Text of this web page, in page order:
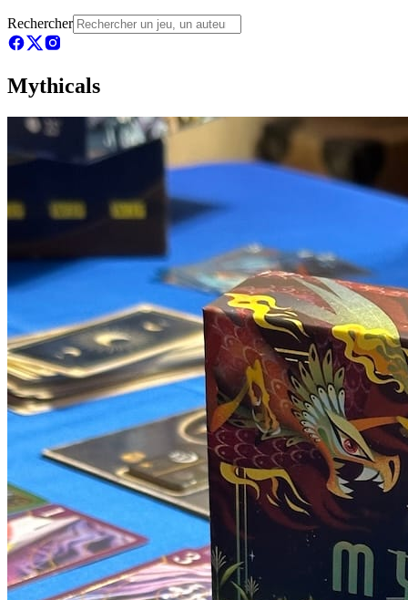
Rechercher
Mythicals